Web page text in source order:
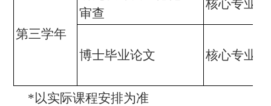
第三学年
审查
核心专业课
博士毕业论文 核心专业课
*以实际课程安排为准